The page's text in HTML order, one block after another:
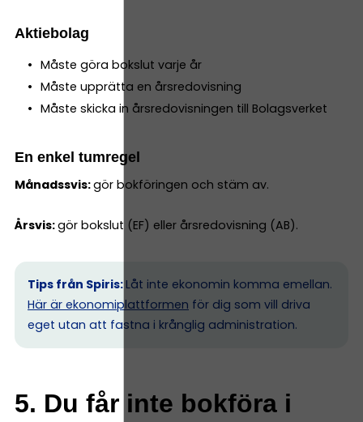
Aktiebolag
Måste göra bokslut varje år
Måste upprätta en årsredovisning
Måste skicka in årsredovisningen till Bolagsverket
En enkel tumregel
Månadssvis:gör bokföringen och stäm av.
Årsvis:gör bokslut (EF) eller årsredovisning (AB).
Tips från Spiris: Låt inte ekonomin komma emellan.
Här är ekonomiplattformen för dig som vill driva
eget utan att fastna i krånglig administration.
5. Du får inte bokföra i